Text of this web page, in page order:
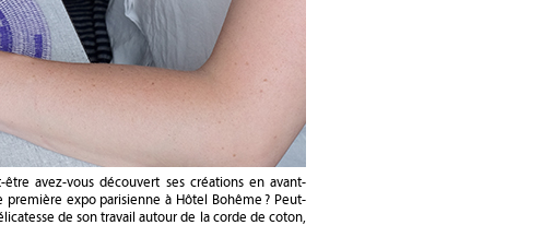
avez-vous découvert ses créations en avant-
expo parisienne à Hôtel Bohême ? Peut-
de son travail autour de la corde de coton,